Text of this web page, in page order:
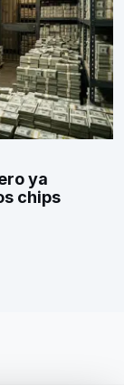
ya
chips